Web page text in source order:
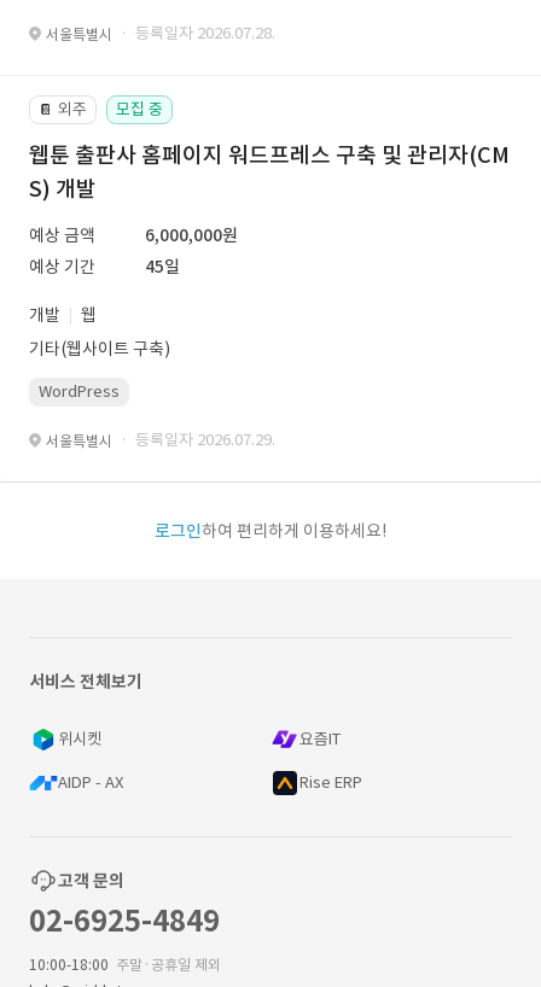
서울특별시 · 등록일자 2026.07.28.
📔 외주 모집 중
웹툰 출판사 홈페이지 워드프레스 구축 및 관리자(CM
S) 개발
예상 금액
6,000,000원
예상 기간
45일
개발
웹
기타(웹사이트 구축)
WordPress
서울특별시 · 등록일자 2026.07.29.
로그인하여 편리하게 이용하세요!
서비스 전체보기
위시켓 요즘IT
AIDP - AX Rise ERP
고객 문의
02-6925-4849
10:00-18:00 주말·공휴일 제외